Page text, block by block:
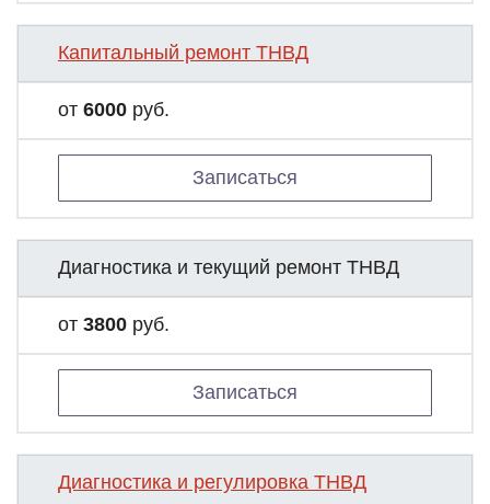
Капитальный ремонт ТНВД
от 6000 руб.
Записаться
Диагностика и текущий ремонт ТНВД
от 3800 руб.
Записаться
Диагностика и регулировка ТНВД